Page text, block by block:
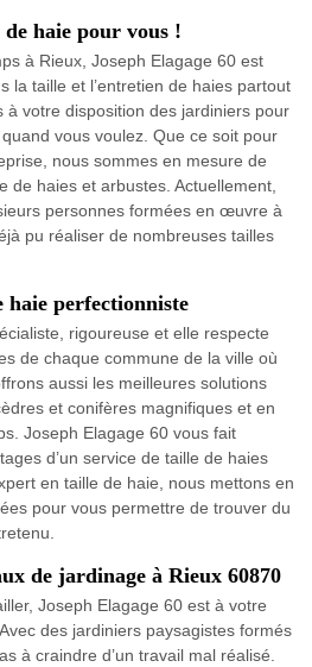
haie pour vous !
à Rieux, Joseph Elagage 60 est
la taille et l’entretien de haies partout
à votre disposition des jardiniers pour
vous voulez. Que ce soit pour
nous sommes en mesure de
de haies et arbustes. Actuellement,
personnes formées en œuvre à
pu réaliser de nombreuses tailles
haie perfectionniste
rigoureuse et elle respecte
de chaque commune de la ville où
aussi les meilleures solutions
et conifères magnifiques et en
Joseph Elagage 60 vous fait
d’un service de taille de haies
en taille de haie, nous mettons en
pour vous permettre de trouver du
de jardinage à Rieux 60870
Joseph Elagage 60 est à votre
des jardiniers paysagistes formés
à craindre d’un travail mal réalisé.